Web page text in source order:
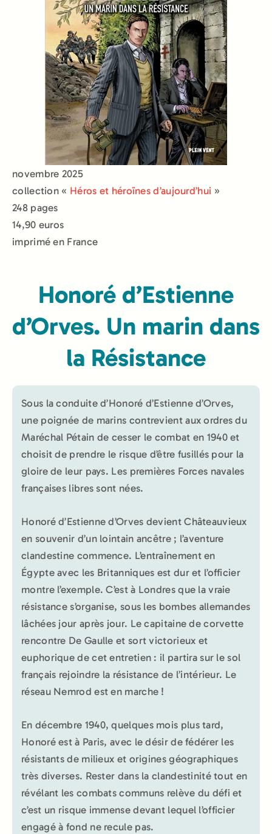
novembre 2025
collection « Héros et héroïnes d’aujourd’hui »
248 pages
14,90 euros
imprimé en France
Honoré d’Estienne
d’Orves. Un marin dans
la Résistance
Sous la conduite d’Honoré d’Estienne d’Orves,
une poignée de marins contrevient aux ordres du
Maréchal Pétain de cesser le combat en 1940 et
choisit de prendre le risque d’être fusillés pour la
gloire de leur pays. Les premières Forces navales
françaises libres sont nées.
Honoré d’Estienne d’Orves devient Châteauvieux
en souvenir d’un lointain ancêtre ; l’aventure
clandestine commence. L’entraînement en
Égypte avec les Britanniques est dur et l’officier
montre l’exemple. C’est à Londres que la vraie
résistance s’organise, sous les bombes allemandes
lâchées jour après jour. Le capitaine de corvette
rencontre De Gaulle et sort victorieux et
euphorique de cet entretien : il partira sur le sol
français rejoindre la résistance de l’intérieur. Le
réseau Nemrod est en marche !
En décembre 1940, quelques mois plus tard,
Honoré est à Paris, avec le désir de fédérer les
résistants de milieux et origines géographiques
très diverses. Rester dans la clandestinité tout en
révélant les combats communs relève du défi et
c’est un risque immense devant lequel l’officier
engagé à fond ne recule pas.